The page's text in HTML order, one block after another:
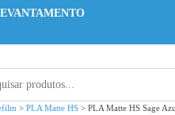
> PLA Matte HS > PLA Matte HS Sage